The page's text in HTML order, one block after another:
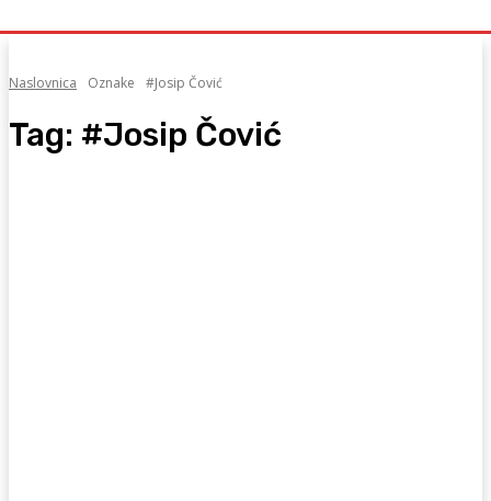
Naslovnica Oznake #Josip Čović
Tag: #Josip Čović